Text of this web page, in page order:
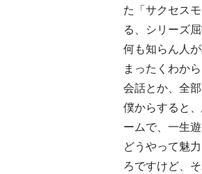
た「サクセス
る、シリーズ
何も知らん人
まったくわか
会話とか、全
僕からすると
ームで、一生
どうやって魅
ろですけど、